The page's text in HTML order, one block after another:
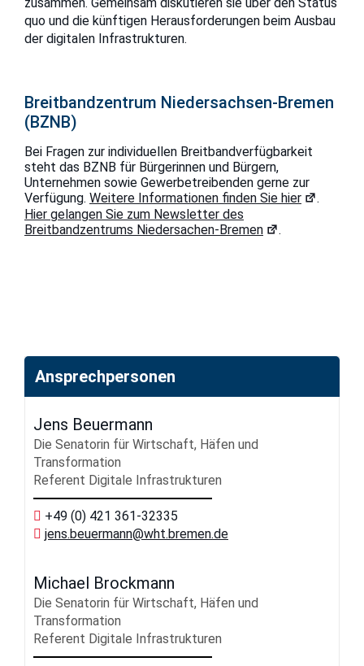
quo und die künftigen Herausforderungen beim Ausbau
der digitalen Infrastrukturen.
Breitbandzentrum Niedersachsen-Bremen
(BZNB)
Bei Fragen zur individuellen Breitbandverfügbarkeit
steht das BZNB für Bürgerinnen und Bürgern,
Unternehmen sowie Gewerbetreibenden gerne zur
Verfügung. Weitere Informationen finden Sie hier
.
Hier gelangen Sie zum Newsletter des
Breitbandzentrums Niedersachen-Bremen
.
Ansprechpersonen
Jens Beuermann
Die Senatorin für Wirtschaft, Häfen und
Transformation
Referent Digitale Infrastrukturen
+49 (0) 421 361-32335
jens.beuermann@wht.bremen.de
Michael Brockmann
Die Senatorin für Wirtschaft, Häfen und
Transformation
Referent Digitale Infrastrukturen